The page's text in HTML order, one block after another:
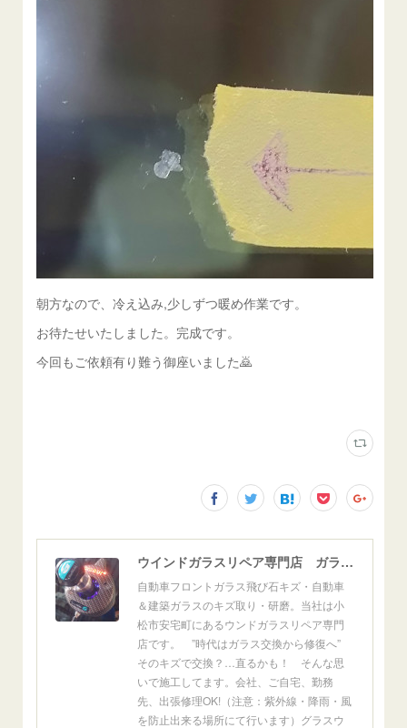
朝方なので、冷え込み,少しずつ暖め作業です。
お待たせいたしました。完成です。
今回もご依頼有り難う御座いました🙇
ウインドガラスリペア専門店 ガラスリペア・ヨシダ グラスウェルドジャパン 正規施工店 小松市
自動車フロントガラス飛び石キズ・自動車
＆建築ガラスのキズ取り・研磨。当社は小
松市安宅町にあるウンドガラスリペア専門
店です。 ”時代はガラス交換から修復へ”
そのキズで交換？…直るかも！ そんな思
いで施工してます。会社、ご自宅、勤務
先、出張修理OK!（注意：紫外線・降雨・風
を防止出来る場所にて行います）グラスウ